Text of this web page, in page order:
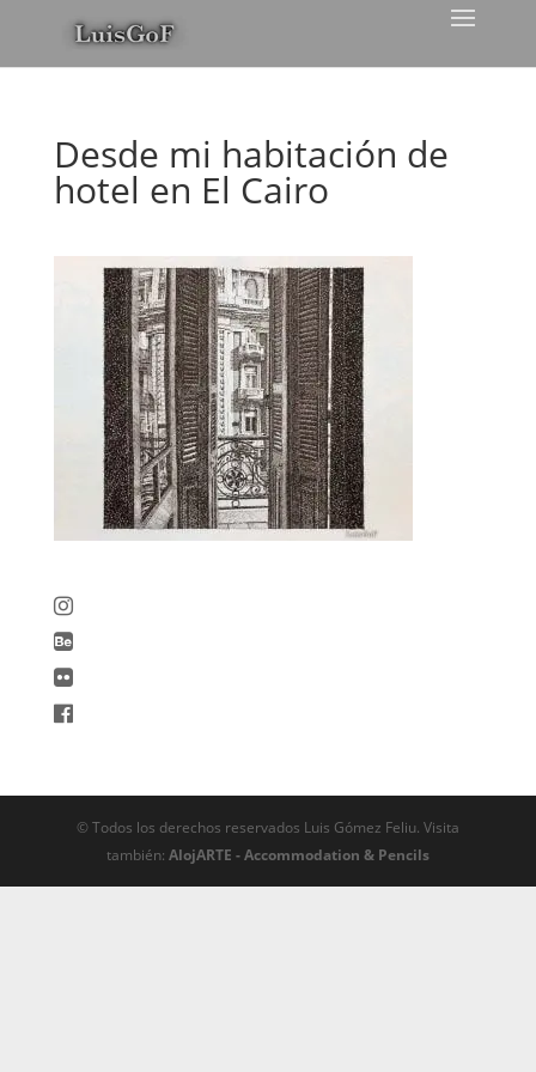
Desde mi habitación de
hotel en El Cairo
© Todos los derechos reservados Luis Gómez Feliu. Visita
también: AlojARTE - Accommodation & Pencils